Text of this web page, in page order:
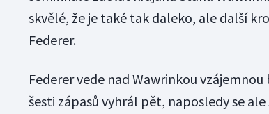
skvělé, že je také tak daleko, ale další
Federer.
Federer vede nad Wawrinkou
šesti zápasů vyhrál pět, naposledy se